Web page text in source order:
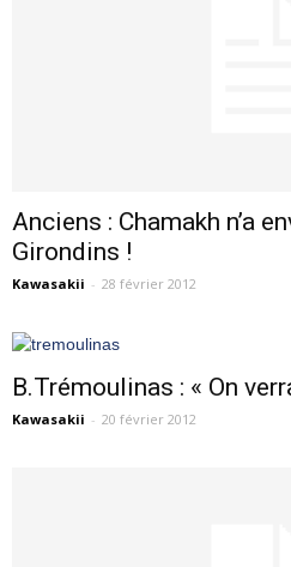
Anciens : Chamakh n’a
Girondins !
Kawasakii - 28 février 2012
B.Trémoulinas : « On
Kawasakii - 20 février 2012